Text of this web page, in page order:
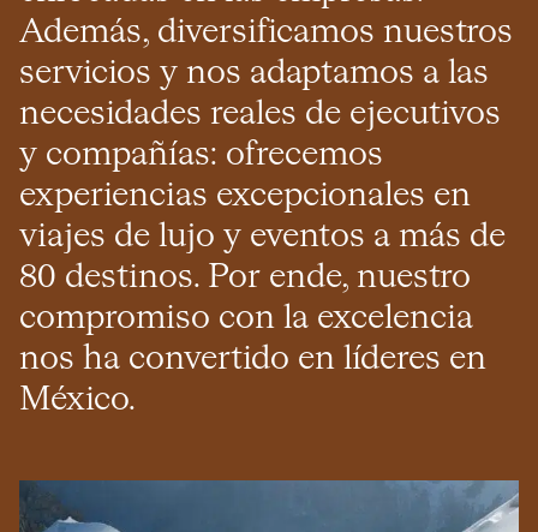
Además, diversificamos nuestros
servicios y nos adaptamos a las
necesidades reales de ejecutivos
y compañías: ofrecemos
experiencias excepcionales en
viajes de lujo y eventos a más de
80 destinos. Por ende, nuestro
compromiso con la excelencia
nos ha convertido en líderes en
México.